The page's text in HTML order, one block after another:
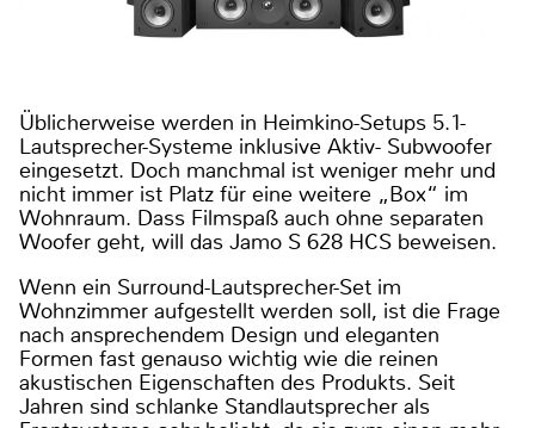
Üblicherweise werden in Heimkino-Setups 5.1-
Lautsprecher-Systeme inklusive Aktiv- Subwoofer
eingesetzt. Doch manchmal ist weniger mehr und
nicht immer ist Platz für eine weitere „Box“ im
Wohnraum. Dass Filmspaß auch ohne separaten
Woofer geht, will das Jamo S 628 HCS beweisen.
Wenn ein Surround-Lautsprecher-Set im
Wohnzimmer aufgestellt werden soll, ist die Frage
nach ansprechendem Design und eleganten
Formen fast genauso wichtig wie die reinen
akustischen Eigenschaften des Produkts. Seit
Jahren sind schlanke Standlautsprecher als